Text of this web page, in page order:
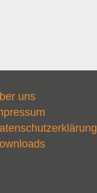
uns